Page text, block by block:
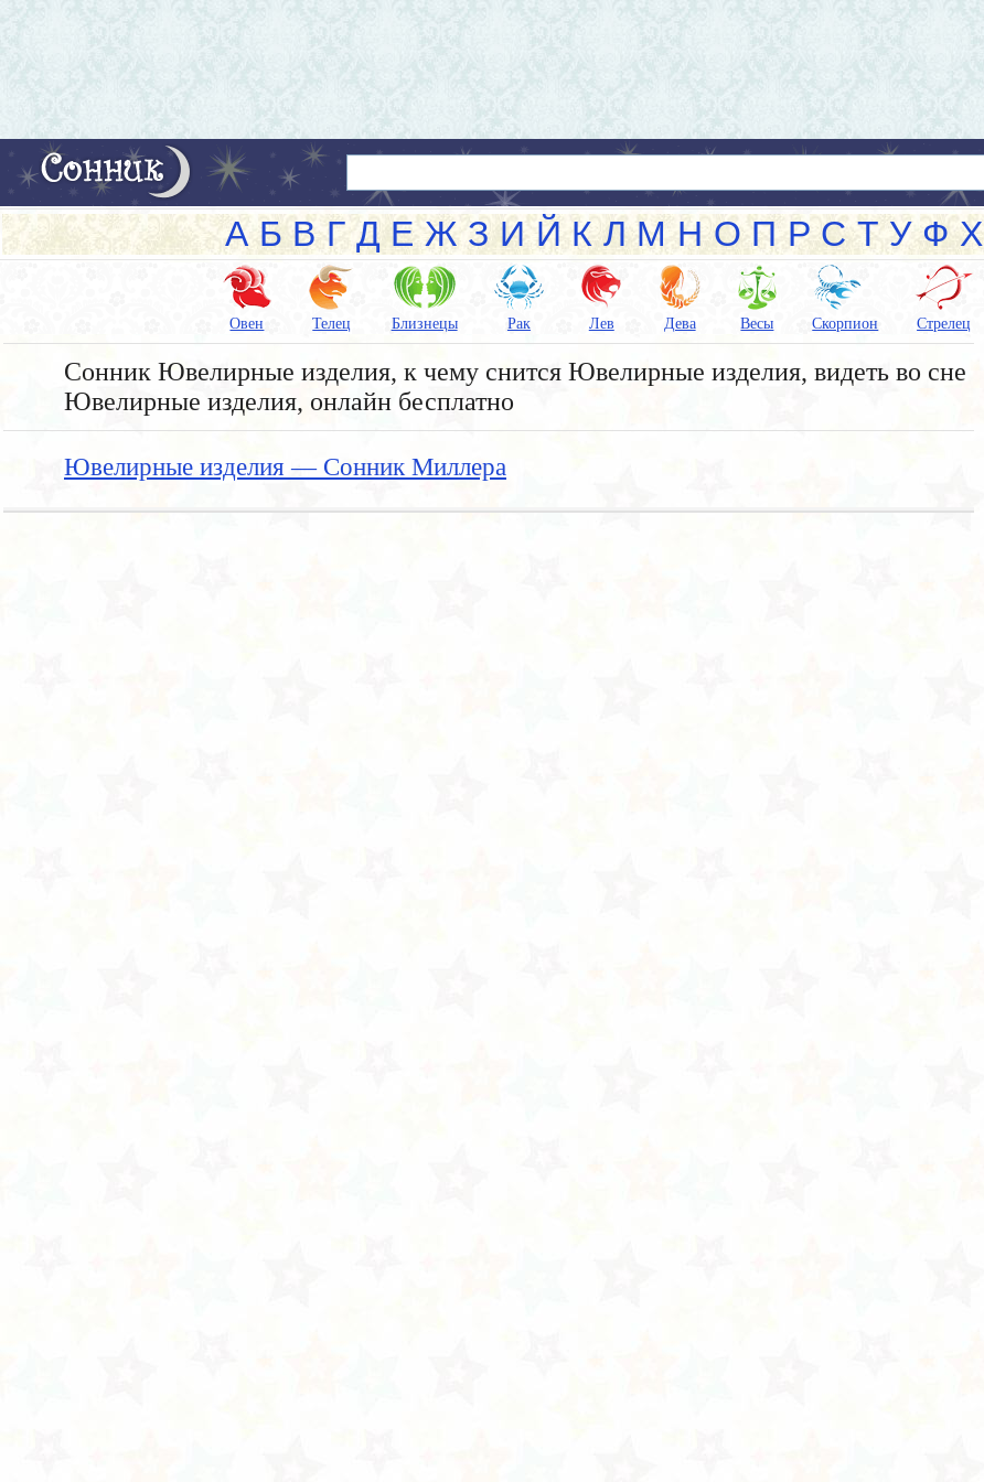
А Б В Г Д Е Ж З И Й К Л М Н О П Р С Т У Ф Х
Овен Телец Близнецы Рак Лев Дева Весы Скорпион Стрелец
Сонник Ювелирные изделия, к чему снится Ювелирные изделия, видеть во сне
Ювелирные изделия, онлайн бесплатно
Ювелирные изделия — Сонник Миллера